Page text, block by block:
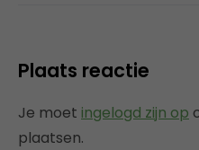
Plaats reactie
Je moet ingelogd zijn op
plaatsen.